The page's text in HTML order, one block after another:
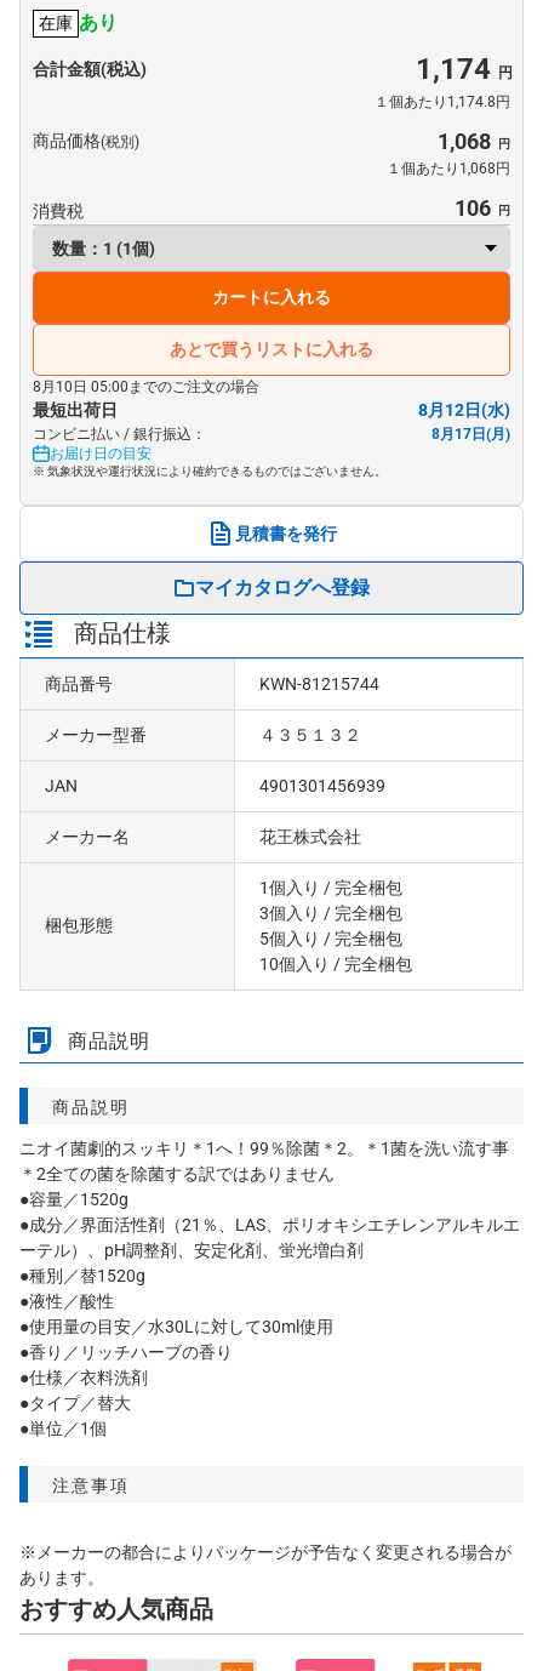
在庫 あり
合計金額(税込) 1,174
１個あたり1,174.8円
商品価格(税別) 1,068
１個あたり1,068円
消費税 106
カートに入れる
あとで買うリストに入れる
8月10日 05:00までのご注文の場合
最短出荷日 8月12日(水)
コンビニ払い / 銀行振込：
8月17日(月)
お届け日の目安
※ 気象状況や運行状況により確約できるものではございません。
見積書を発行
マイカタログへ登録
商品仕様
商品番号 KWN-81215744
メーカー型番 ４３５１３２
JAN 4901301456939
メーカー名 花王株式会社
梱包形態
1個入り / 完全梱包
3個入り / 完全梱包
5個入り / 完全梱包
10個入り / 完全梱包
商品説明
商品説明
ニオイ菌劇的スッキリ＊1へ！99％除菌＊2。＊1菌を洗い流す事
＊2全ての菌を除菌する訳ではありません
●容量／1520g
●成分／界面活性剤（21％、LAS、ポリオキシエチレンアルキルエ
ーテル）、pH調整剤、安定化剤、蛍光増白剤
●種別／替1520g
●液性／酸性
●使用量の目安／水30Lに対して30ml使用
●香り／リッチハーブの香り
●仕様／衣料洗剤
●タイプ／替大
●単位／1個
注意事項
※メーカーの都合によりパッケージが予告なく変更される場合が
あります。
おすすめ人気商品